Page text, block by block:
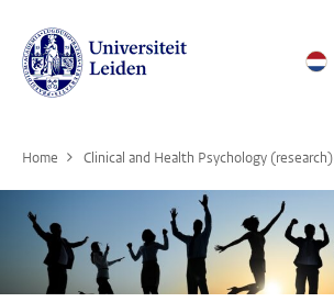
Home Clinical and Health Psychology (research)